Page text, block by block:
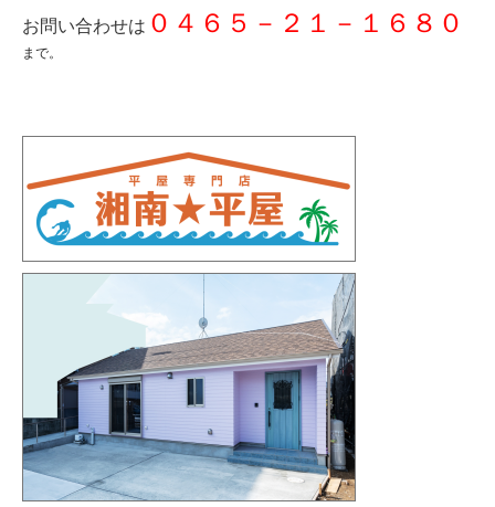
お問い合わせは ０４６５－２１－１６８０
まで。